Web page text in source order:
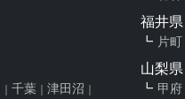
千葉
津田沼
福井県
片町
山梨県
甲府